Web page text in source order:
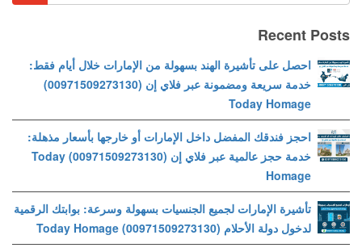
Recent Posts
احصل على تأشيرة الهند بسهولة من الإمارات خلال أيام فقط:
خدمة سريعة ومضمونة عبر فلاي إن (00971509273130)
Today Homage
احجز فندقك المفضل داخل الإمارات أو خارجها بأسعار مذهلة:
خدمة حجز عالمية عبر فلاي إن (00971509273130) Today
Homage
تأشيرة الإمارات لجميع الجنسيات بسهولة وسرعة: بوابتك الرقمية
لدخول دولة الأحلام (00971509273130) Today Homage